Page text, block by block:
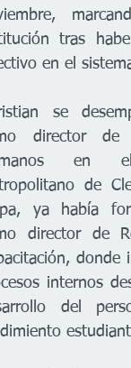
tras
en el
se
director de
en
de
ya había
director de
donde
internos
del